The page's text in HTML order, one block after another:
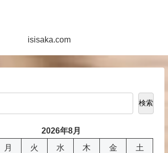
isisaka.com
検索
2026年8月
月 火 水 木 金
土